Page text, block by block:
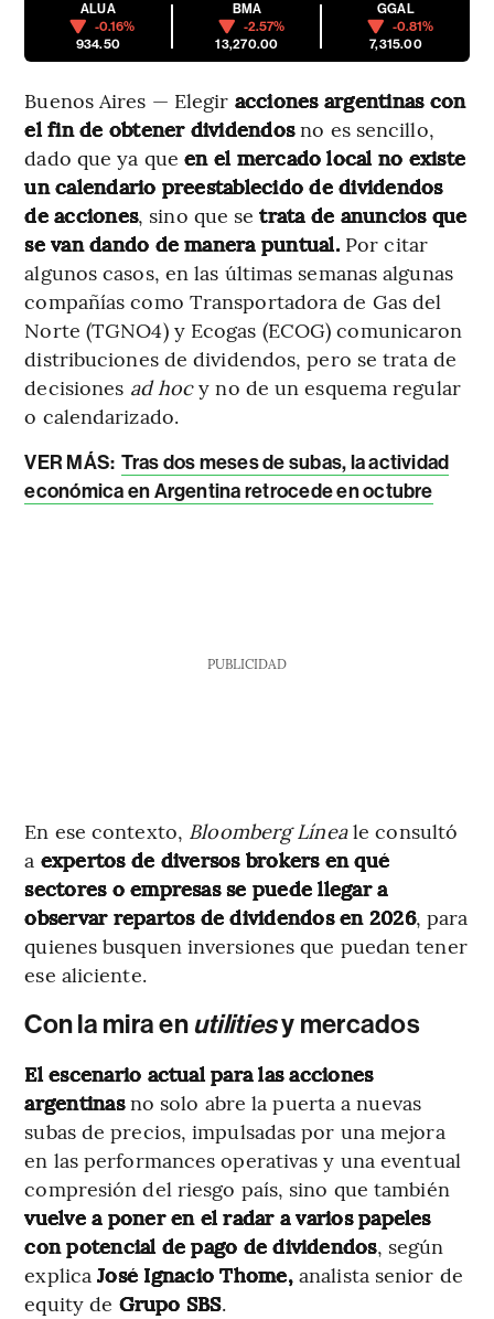
ALUA
-0.16%
934.50
BMA
-2.57%
13,270.00
GGAL
-0.81%
7,315.00
Buenos Aires — Elegir acciones argentinas con
el fin de obtener dividendosno es sencillo,
dado que ya que en el mercado local no existe
un calendario preestablecido de dividendos
de acciones, sino que setrata de anuncios que
se van dando de manera puntual. Por citar
algunos casos, en las últimas semanas algunas
compañías como Transportadora de Gas del
Norte (TGNO4) y Ecogas (ECOG) comunicaron
distribuciones de dividendos, pero se trata de
decisiones ad hocy no de un esquema regular
o calendarizado.
VER MÁS: Tras dos meses de subas, la actividad
económica en Argentina retrocede en octubre
PUBLICIDAD
En ese contexto, Bloomberg Línea le consultó
a expertos de diversos brokers en qué
sectores o empresas se puede llegar a
observar repartos de dividendos en 2026, para
quienes busquen inversiones que puedan tener
ese aliciente.
Con la mira enutilitiesy mercados
El escenario actual para las acciones
argentinasno solo abre la puerta a nuevas
subas de precios, impulsadas por una mejora
en las performances operativas y una eventual
compresión del riesgo país, sino que también
vuelve a poner en el radar a varios papeles
con potencial de pago de dividendos, según
explicaJosé Ignacio Thome,analista senior de
equity de Grupo SBS.